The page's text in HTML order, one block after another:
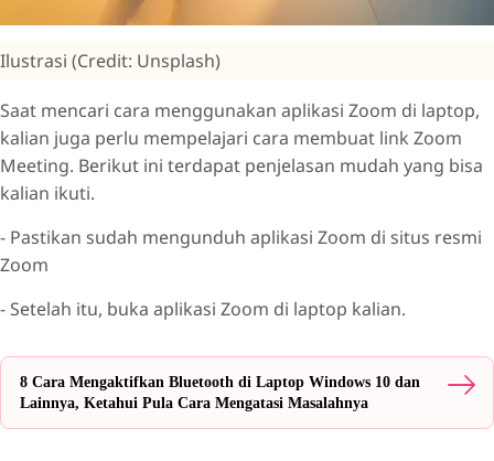
Ilustrasi (Credit: Unsplash)
Saat mencari cara menggunakan aplikasi Zoom di laptop,
kalian juga perlu mempelajari cara membuat link Zoom
Meeting. Berikut ini terdapat penjelasan mudah yang bisa
kalian ikuti.
- Pastikan sudah mengunduh aplikasi Zoom di situs resmi
Zoom
- Setelah itu, buka aplikasi Zoom di laptop kalian.
8 Cara Mengaktifkan Bluetooth di Laptop Windows 10 dan
Lainnya, Ketahui Pula Cara Mengatasi Masalahnya